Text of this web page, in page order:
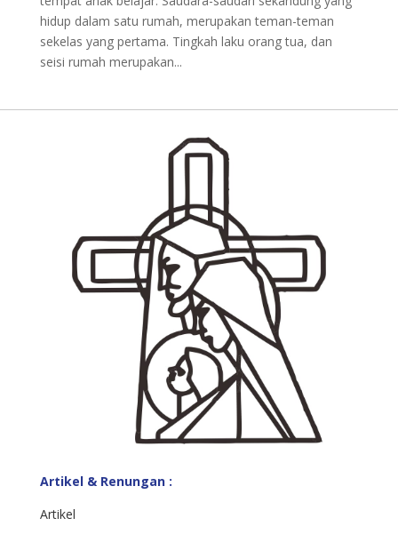
hidup dalam satu rumah, merupakan teman-teman
sekelas yang pertama. Tingkah laku orang tua, dan
seisi rumah merupakan...
Artikel & Renungan :
Artikel